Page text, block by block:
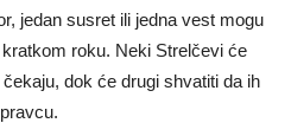
jedan susret ili jedna vest mogu
roku. Neki Strelčevi će
dok će drugi shvatiti da ih